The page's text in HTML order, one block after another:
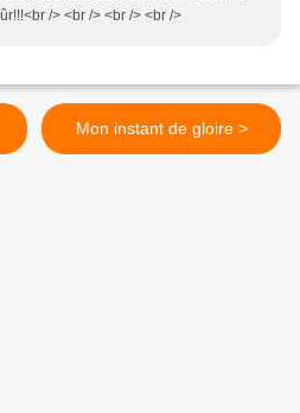
/> <br /> <br /> <br />
Mon instant de gloire >